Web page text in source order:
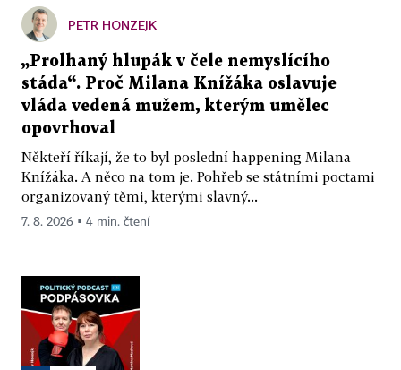
PETR HONZEJK
„Prolhaný hlupák v čele nemyslícího
stáda“. Proč Milana Knížáka oslavuje
vláda vedená mužem, kterým umělec
opovrhoval
Někteří říkají, že to byl poslední happening Milana
Knížáka. A něco na tom je. Pohřeb se státními poctami
organizovaný těmi, kterými slavný...
7. 8. 2026 ▪ 4 min. čtení